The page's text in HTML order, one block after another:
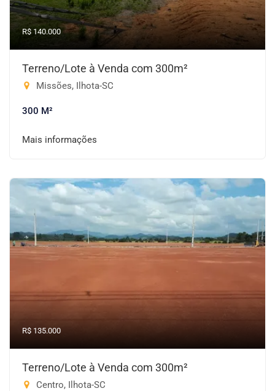
R$ 140.000
Terreno/Lote à Venda com 300m²
Missões, Ilhota-SC
300 M²
Mais informações
R$ 135.000
Terreno/Lote à Venda com 300m²
Centro, Ilhota-SC